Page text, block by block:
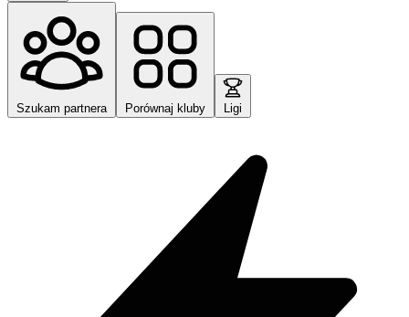
Szukam partnera Porównaj kluby Ligi